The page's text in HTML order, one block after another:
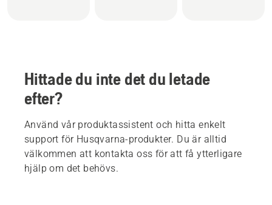
Hittade du inte det du letade
efter?
Använd vår produktassistent och hitta enkelt
support för Husqvarna-produkter. Du är alltid
välkommen att kontakta oss för att få ytterligare
hjälp om det behövs.